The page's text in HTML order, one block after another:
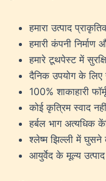
हमारा उत्पाद
हमारी कंपनी
हमारे टूथपेस्ट में
दैनिक उपयोग के
100% शाकाहारी
कोई कृत्रिम स्वाद
हर्बल भाग अत्यधिक
श्लेष्म झिल्ली में
आयुर्वेद के मूल्य